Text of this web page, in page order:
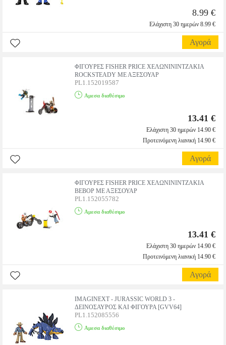
8.99 €
Ελάχιστη 30 ημερών 8.99 €
Αγορά
ΦΙΓΟΥΡΕΣ FISHER PRICE ΧΕΛΩΝΙΝΙΝΤΖΑΚΙΑ
ROCKSTEADY ΜΕ ΑΞΕΣΟΥΑΡ
PL1.152019587
Αμεσα διαθέσιμο
13.41 €
Ελάχιστη 30 ημερών 14.90 €
Προτεινόμενη λιανική 14.90 €
Αγορά
ΦΙΓΟΥΡΕΣ FISHER PRICE ΧΕΛΩΝΙΝΙΝΤΖΑΚΙΑ
BEBOP ΜΕ ΑΞΕΣΟΥΑΡ
PL1.152055782
Αμεσα διαθέσιμο
13.41 €
Ελάχιστη 30 ημερών 14.90 €
Προτεινόμενη λιανική 14.90 €
Αγορά
IMAGINEXT - JURASSIC WORLD 3 -
ΔΕΙΝΟΣΑΥΡΟΣ ΚΑΙ ΦΙΓΟΥΡΑ [GVV64]
PL1.152085556
Αμεσα διαθέσιμο